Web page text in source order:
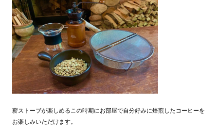
薪ストーブが楽しめるこの時期にお部屋で自分好みに焙煎したコーヒーを
お楽しみいただけます。